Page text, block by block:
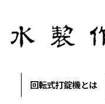
回転式打錠機とは